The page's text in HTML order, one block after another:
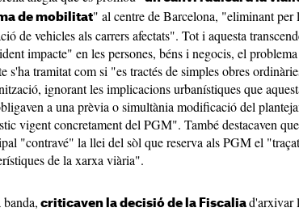
de mobilitat" al centre de Barcelona, "eliminant per
de vehicles als carrers afectats". Tot i aquesta
impacte" en les persones, béns i negocis, el
s'ha tramitat com si "es tractés de simples obres
ignorant les implicacions urbanístiques que
a una prèvia o simultània modificació del
vigent concretament del PGM". També destacaven
"contravé" la llei del sòl que reserva als PGM el
de la xarxa viària".
criticaven la decisió de la Fiscalia d'arxivar